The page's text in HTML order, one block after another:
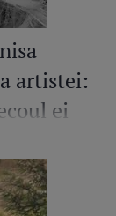
artistei:
ei